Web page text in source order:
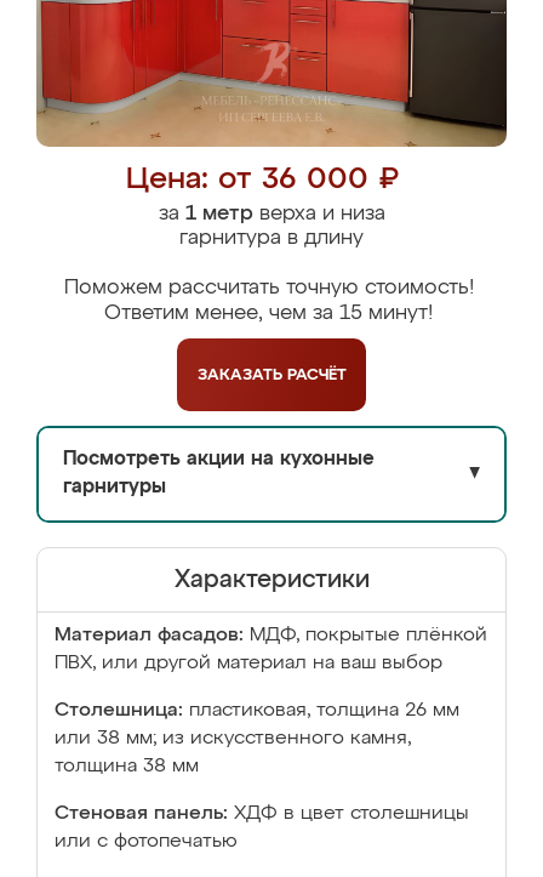
Цена: от 36 000 ₽
за 1 метрверха и низа
гарнитура в длину
Поможем рассчитать точную стоимость!
Ответим менее, чем за 15 минут!
ЗАКАЗАТЬ РАСЧЁТ
Посмотреть акции на кухонные
гарнитуры
▼
Характеристики
Материал фасадов: МДФ, покрытые плёнкой
ПВХ, или другой материал на ваш выбор
Столешница: пластиковая, толщина 26 мм
или 38 мм; из искусственного камня,
толщина 38 мм
Стеновая панель: ХДФ в цвет столешницы
или с фотопечатью